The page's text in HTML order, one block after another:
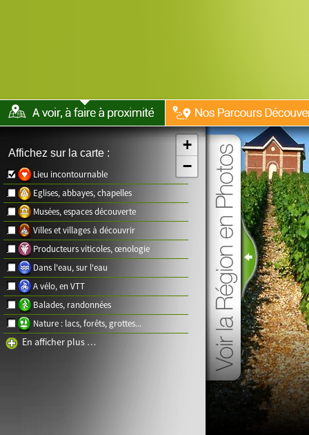
Affichez sur la carte :
Lieu incontournable
Eglises, abbayes, chapelles
Musées, espaces découverte
Villes et villages à découvrir
Producteurs viticoles, œnologie
Dans l'eau, sur l'eau
A vélo, en VTT
Balades, randonnées
Nature : lacs, forêts, grottes...
En afficher plus …
+
−